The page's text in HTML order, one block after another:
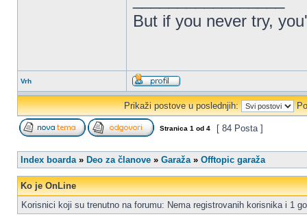
But if you never try,
Vrh
Prikaži postove u poslednjih:
Stranica 1 od 4 [ 84 Posta ]
Index boarda» Deo za članove » Garaža» Offtopic garaža
Ko je OnLine
Korisnici koji su trenutno na forumu: Nema registrovanih korisnika i 1